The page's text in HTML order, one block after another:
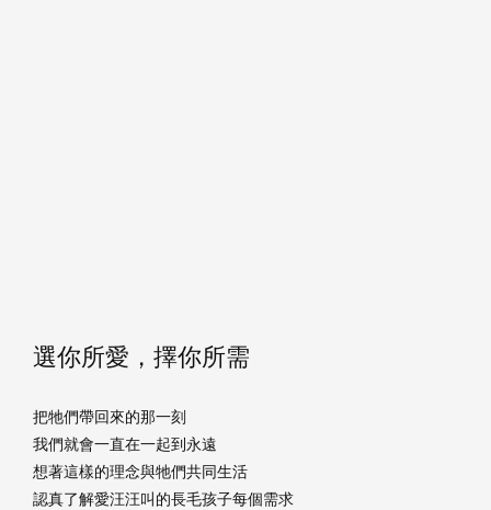
選你所愛，擇你所需
把牠們帶回來的那一刻
我們就會一直在一起到永遠
想著這樣的理念與牠們共同生活
認真了解愛汪汪叫的長毛孩子每個需求